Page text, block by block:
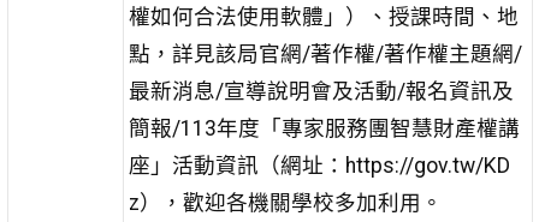
權如何合法使用軟體」）、授課時間、地
點，詳見該局官網/著作權/著作權主題網/
最新消息/宣導說明會及活動/報名資訊及
簡報/113年度「專家服務團智慧財產權講
座」活動資訊（網址：https://gov.tw/KD
z），歡迎各機關學校多加利用。